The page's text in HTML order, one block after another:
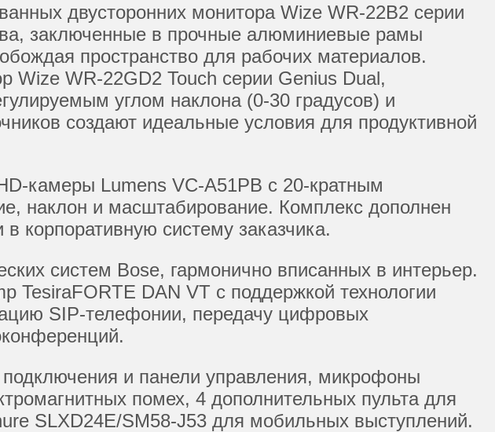
двусторонних монитора Wize WR-22B2 серии
заключенные в прочные алюминиевые рамы
пространство для рабочих материалов.
Wize WR-22GD2 Touch серии Genius Dual,
углом наклона (0-30 градусов) и
создают идеальные условия для продуктивной
камеры Lumens VC-A51PB с 20-кратным
наклон и масштабирование. Комплекс дополнен
корпоративную систему заказчика.
систем Bose, гармонично вписанных в интерьер.
TesiraFORTE DAN VT с поддержкой технологии
SIP-телефонии, передачу цифровых
и панели управления, микрофоны
помех, 4 дополнительных пульта для
SLXD24E/SM58-J53 для мобильных выступлений.